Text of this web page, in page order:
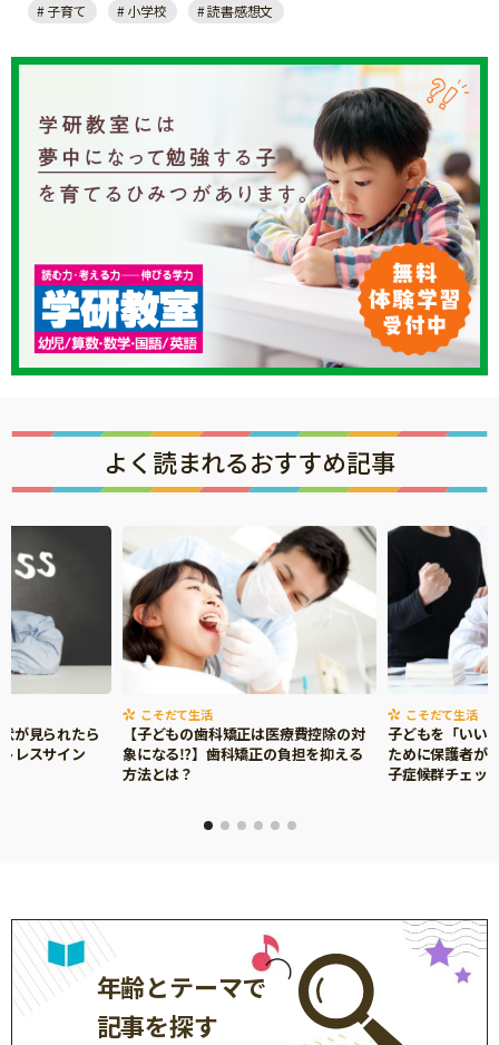
子育て
小学校 読書感想文
よく読まれるおすすめ記事
が見られたら
レスサイン
こそだて生活
【子どもの歯科矯正は医療費控除の対
象になる⁉】歯科矯正の負担を抑える
方法とは？
こそだて生活
子どもを「いい
ために保護者が
子症候群チェッ
年齢とテーマで
記事を探す